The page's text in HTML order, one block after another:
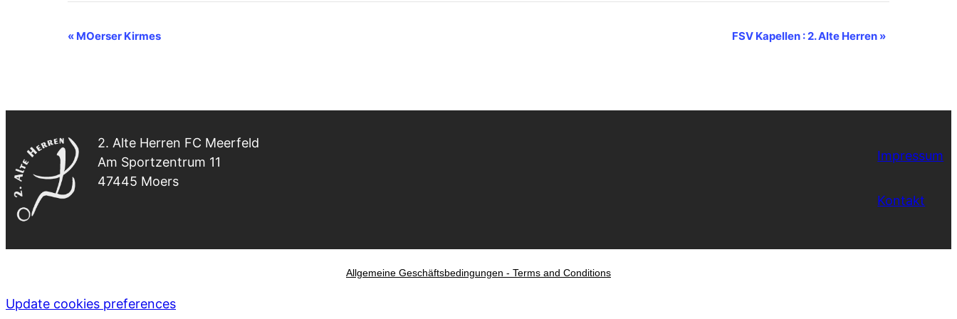
VERANSTALTUNG-
« MOerser Kirmes FSV Kapellen : 2. Alte Herren »
2. Alte Herren FC Meerfeld
Am Sportzentrum 11
47445 Moers
Impressum
Kontakt
Allgemeine Geschäftsbedingungen - Terms and Conditions
Update cookies preferences